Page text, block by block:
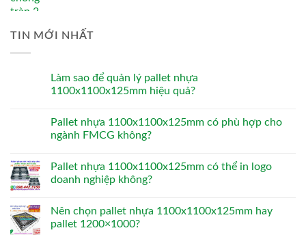
TIN MỚI NHẤT
Làm sao để quản lý pallet nhựa
1100x1100x125mm hiệu quả?
Pallet nhựa 1100x1100x125mm có phù hợp cho
ngành FMCG không?
Pallet nhựa 1100x1100x125mm có thể in logo
doanh nghiệp không?
Nên chọn pallet nhựa 1100x1100x125mm hay
pallet 1200×1000?